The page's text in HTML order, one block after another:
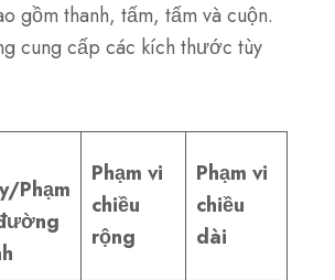
gồm thanh, tấm, tấm và cuộn.
cung cấp các kích thước tùy
Phạm
Phạm vi
chiều
rộng
Phạm vi
chiều
dài